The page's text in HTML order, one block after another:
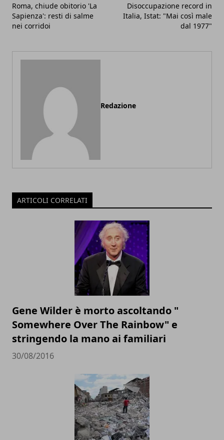
Roma, chiude obitorio 'La
Sapienza': resti di salme
nei corridoi
Disoccupazione record in
Italia, Istat: "Mai così male
dal 1977"
Redazione
ARTICOLI CORRELATI
Gene Wilder è morto ascoltando "
Somewhere Over The Rainbow" e
stringendo la mano ai familiari
30/08/2016